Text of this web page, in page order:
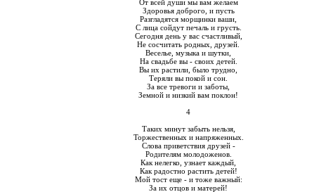
От всей души мы вам желаем
Здоровья доброго, и пусть
Разгладятся морщинки ваши,
С лица сойдут печаль и грусть.
Сегодня день у вас счастливый,
Не сосчитать родных, друзей.
Веселье, музыка и шутки,
На свадьбе вы - своих детей.
Вы их растили, было трудно,
Теряли вы покой и сон.
За все тревоги и заботы,
Земной и низкий вам поклон!
4
Таких минут забыть нельзя,
Торжественных и напряженных.
Слова приветствия друзей -
Родителям молодоженов.
Как нелегко, узнает каждый,
Как радостно растить детей!
Мой тост еще - и тоже важный:
За их отцов и матерей!